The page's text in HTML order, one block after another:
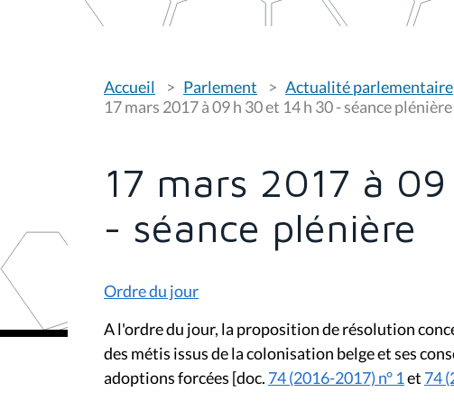
o
u
s
s
Accueil Parlement Actualité parlementaire
17 mars 2017 à 09 h 30 et 14 h 30 - séance plénière
17 mars 2017 à
- séance plénière
Ordre du jour
A l'ordre du jour, la proposition de résolution
des métis issus de la colonisation belge et ses
adoptions forcées [doc. 74 (2016-2017) n° 1et 74